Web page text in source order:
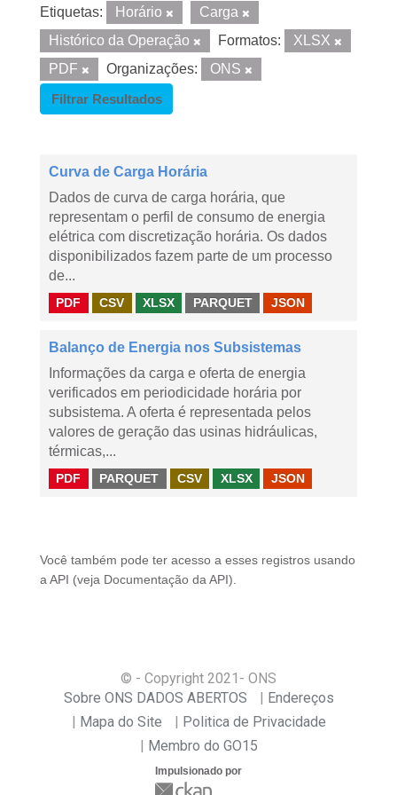
Etiquetas: Horário
Carga
Histórico da Operação
Formatos:
XLSX
PDF
Organizações:
ONS
Filtrar Resultados
Curva de Carga Horária
Dados de curva de carga horária, que
representam o perfil de consumo de energia
elétrica com discretização horária. Os dados
disponibilizados fazem parte de um processo
de...
PDF CSV XLSX PARQUET JSON
Balanço de Energia nos Subsistemas
Informações da carga e oferta de energia
verificados em periodicidade horária por
subsistema. A oferta é representada pelos
valores de geração das usinas hidráulicas,
térmicas,...
PDF PARQUET CSV XLSX JSON
Você também pode ter acesso a esses registros usando
a API (veja Documentação da API ).
© - Copyright 2021 - ONS
Sobre ONS DADOS ABERTOS
Endereços
Mapa do Site
Politica de Privacidade
Membro do GO15
Impulsionado por